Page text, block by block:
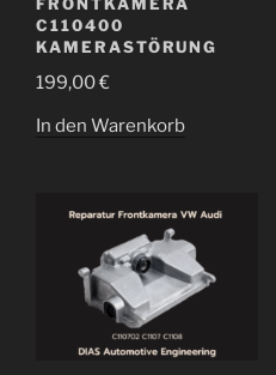
C110400
KAMERASTÖRUNG
199,00€
In den Warenkorb